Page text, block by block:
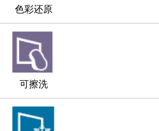
色彩还原
可擦洗